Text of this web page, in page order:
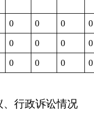
0 0 0 0
0 0 0 0
0 0 0 0
、行政诉讼情况